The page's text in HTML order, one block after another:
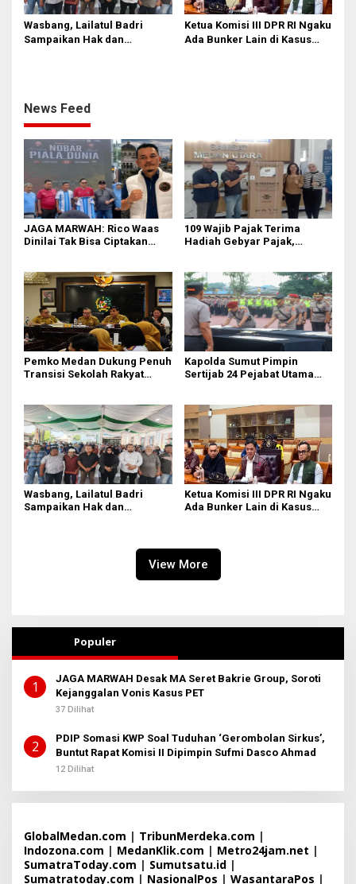
Wasbang, Lailatul Badri
Sampaikan Hak dan
Ketua Komisi III DPR RI Ngaku
Ada Bunker Lain di Kasus
News Feed
JAGA MARWAH: Rico Waas
Dinilai Tak Bisa Ciptakan
109 Wajib Pajak Terima
Hadiah Gebyar Pajak,
Waktu
Pemko Medan Dukung Penuh
Transisi Sekolah Rakyat
Kapolda Sumut Pimpin
Sertijab 24 Pejabat Utama
Wasbang, Lailatul Badri
Sampaikan Hak dan
Ketua Komisi III DPR RI Ngaku
Ada Bunker Lain di Kasus
View More
Populer
1
JAGA MARWAH Desak MA Seret Bakrie Group, Soroti
Kejanggalan Vonis Kasus PET
37 Dilihat
2
PDIP Somasi KWP Soal Tuduhan ‘Gerombolan Sirkus’,
Buntut Rapat Komisi II Dipimpin Sufmi Dasco Ahmad
12 Dilihat
GlobalMedan.com | TribunMerdeka.com |
Indozona.com | MedanKlik.com | Metro24jam.net |
SumatraToday.com | Sumutsatu.id |
Sumatratoday.com | NasionalPos | WasantaraPos |